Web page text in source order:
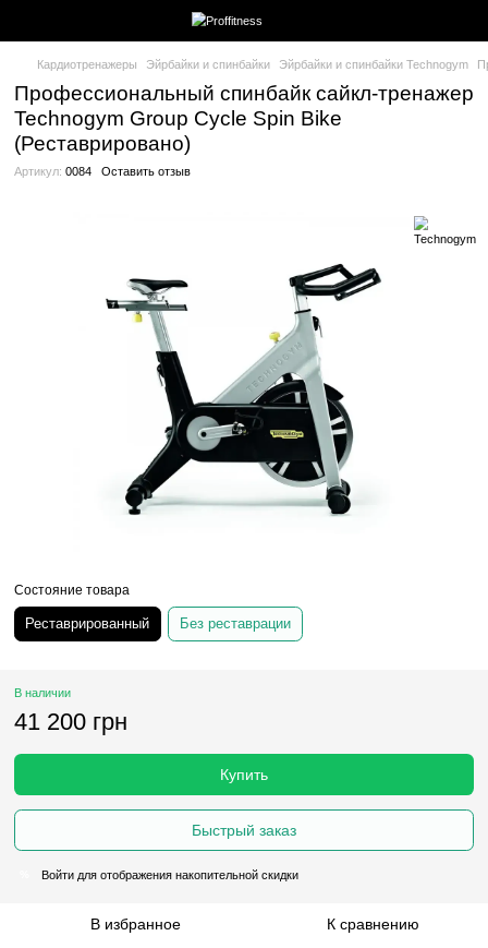
Профессиональный спинбайк сайкл-
Technogym Group Cycle Spin Bike
(Реставрировано)
Состояние товара
Без реставрации